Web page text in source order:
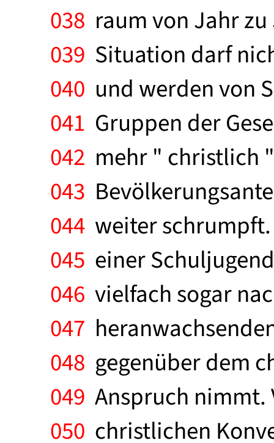
038 raum von Jahr
039 Situation darf
040 und werden von
041 Gruppen der
042 mehr " christlich
043
044 weiter
045 einer
046 vielfach sogar
047
048 gegenüber dem
049 Anspruch nimmt.
050 christlichen